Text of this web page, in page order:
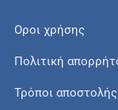
Οροι χρήσης
Πολιτική
Τρόποι αποστολής